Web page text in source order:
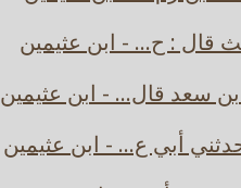
قال : ح... - ابن عثيمين
سعد قال... - ابن عثيمين
أبي ع... - ابن عثيمين